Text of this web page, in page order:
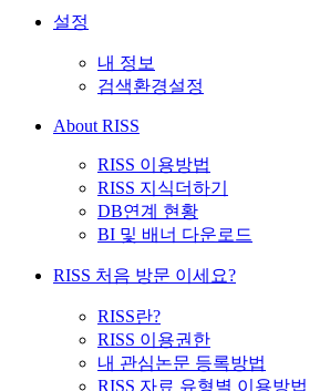
설정
내 정보
검색환경설정
About RISS
RISS 이용방법
RISS 지식더하기
DB연계 현황
BI 및 배너 다운로드
RISS 처음 방문 이세요?
RISS란?
RISS 이용권한
내 관심논문 등록방법
RISS 자료 유형별 이용방법